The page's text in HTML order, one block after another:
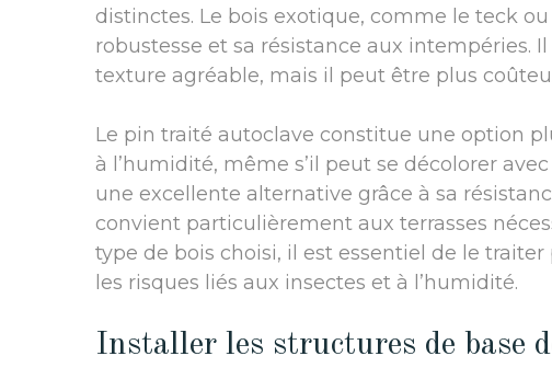
distinctes. Le bois exotique, comme le teck
robustesse et sa résistance aux intempéries.
texture agréable, mais il peut être plus
Le pin traité autoclave constitue une option
à l’humidité, même s’il peut se décolorer
une excellente alternative grâce à sa
convient particulièrement aux terrasses
type de bois choisi, il est essentiel de le
les risques liés aux insectes et à l’humidité.
Installer les structures de base